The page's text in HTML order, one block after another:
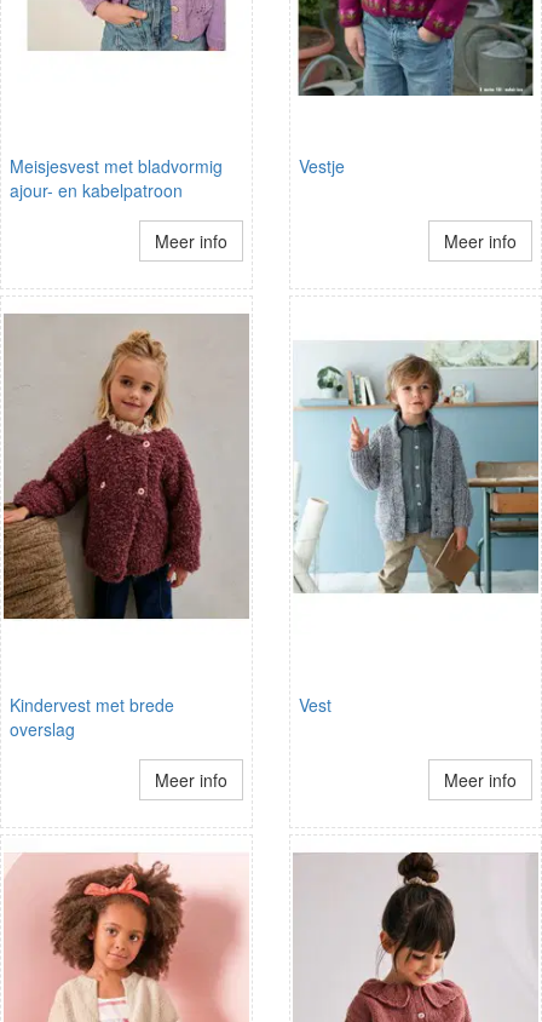
Meisjesvest met bladvormig
ajour- en kabelpatroon
Meer info
Vestje
Meer info
Kindervest met brede
overslag
Meer info
Vest
Meer info